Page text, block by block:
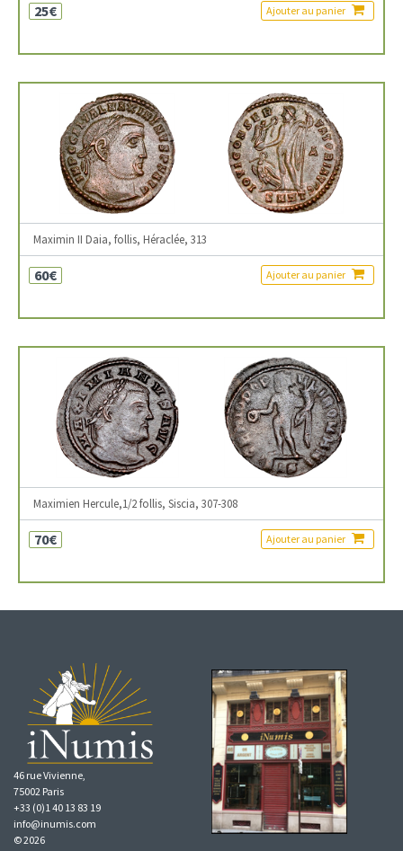
25€ Ajouter au panier
Maximin II Daia, follis, Héraclée, 313
60€ Ajouter au panier
Maximien Hercule,1/2 follis, Siscia, 307-308
70€ Ajouter au panier
46 rue Vivienne,
75002 Paris
+33 (0)1 40 13 83 19
info@inumis.com
© 2026